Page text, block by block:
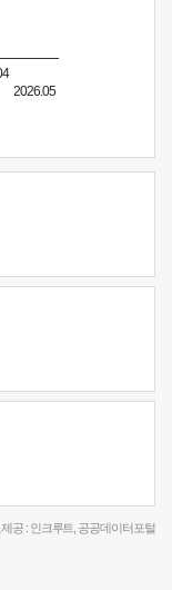
2026.05
공 : 인크루트 공공데이터포털